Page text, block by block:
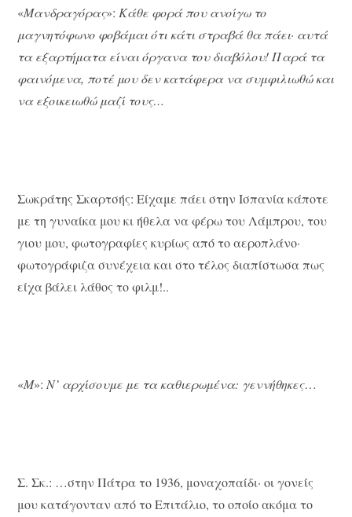
«Μανδραγόρας»: Κάθε φορά που ανοίγω το
μαγνητόφωνο φοβάμαι ότι κάτι στραβά θα πάει· αυτά
τα εξαρτήματα είναι όργανα του διαβόλου! Παρά τα
φαινόμενα, ποτέ μου δεν κατάφερα να συμφιλιωθώ και
να εξοικειωθώ μαζί τους…
Σωκράτης Σκαρτσής: Είχαμε πάει στην Ισπανία κάποτε
με τη γυναίκα μου κι ήθελα να φέρω του Λάμπρου, του
γιου μου, φωτογραφίες κυρίως από το αεροπλάνο·
φωτογράφιζα συνέχεια και στο τέλος διαπίστωσα πως
είχα βάλει λάθος το φιλμ!..
«Μ»:Ν’ αρχίσουμε με τα καθιερωμένα: γεννήθηκες…
Σ. Σκ.: …στην Πάτρα το 1936, μοναχοπαίδι· οι γονείς
μου κατάγονταν από το Επιτάλιο, το οποίο ακόμα το